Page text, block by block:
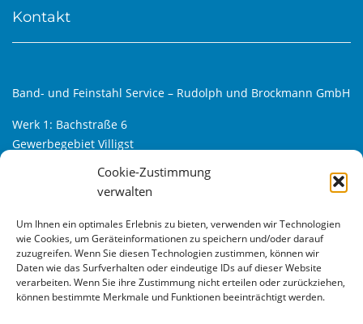
Cookie-Zustimmung
verwalten
Um Ihnen ein optimales Erlebnis zu bieten, verwenden wir Technologien
wie Cookies, um Geräteinformationen zu speichern und/oder darauf
zuzugreifen. Wenn Sie diesen Technologien zustimmen, können wir
Daten wie das Surfverhalten oder eindeutige IDs auf dieser Website
verarbeiten. Wenn Sie ihre Zustimmung nicht erteilen oder zurückziehen,
können bestimmte Merkmale und Funktionen beeinträchtigt werden.
Kontakt
Band- und Feinstahl Service – Rudolph und Brockmann GmbH
Werk 1: Bachstraße 6
Gewerbegebiet Villigst
Werk 2: Alfred-Klanke-Str. 6
D-58239 Schwerte
Tel.: +49 (0) 23 04 – 9 66 33 – 0
Fax: +49 (0) 23 04 – 9 66 33 – 22
Web:www.bfs24.de